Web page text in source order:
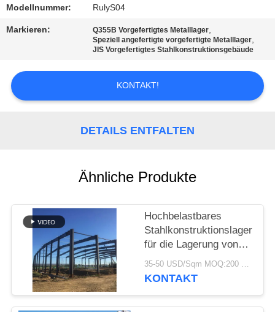
UNS
IN
LÖSUNG
BLOG
SITEMAP
Modellnummer: RulyS04
Markieren: Q355B Vorgefertigtes Metalllager,
Speziell angefertigte vorgefertigte Metalllager,
JIS Vorgefertigtes Stahlkonstruktionsgebäude
KONTAKT!
DETAILS ENTFALTEN
Ähnliche Produkte
Hochbelastbares
Stahlkonstruktionslager
für die Lagerung von
Zementwerken
35-50 USD/Sqm MOQ:200 sqm
KONTAKT